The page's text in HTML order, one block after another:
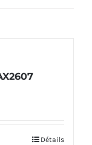
Détails